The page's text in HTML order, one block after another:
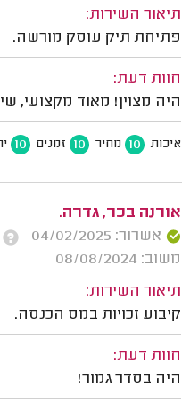
תיאור השירות:
פתיחת תיק עוסק מורשה.
חוות דעת:
היה מצוין! מאוד מקצועי,
איכות 10 מחיר 10 זמנים 10
אורנה בכר, גדרה.
אשרור: 04/02/2025
משוב: 08/08/2024
תיאור השירות:
קיבוע זכויות במס הכנסה.
חוות דעת:
היה בסדר גמור!